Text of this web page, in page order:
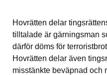
Hovrätten delar
tilltalade är gärningsman
därför döms för
Hovrätten delar även
misstänkte beväpnad och